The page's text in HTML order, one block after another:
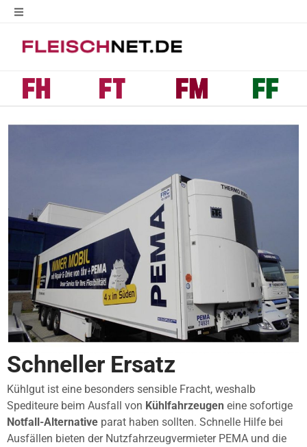
Schneller Ersatz
Kühlgut ist eine besonders sensible Fracht, weshalb
Spediteure beim Ausfall von Kühlfahrzeugen eine sofortige
Notfall-Alternative parat haben sollten. Schnelle Hilfe bei
Ausfällen bieten der Nutzfahrzeugvermieter PEMA und die